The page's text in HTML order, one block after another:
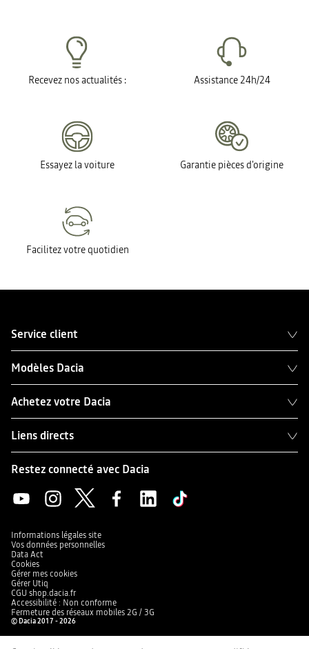
Recevez nos actualités : Assistance 24h/24
Essayez la voiture Garantie pièces d'origine
Facilitez votre quotidien
Service client
Modèles Dacia
Achetez votre Dacia
Liens directs
Restez connecté avec Dacia
Informations légales site
Vos données personnelles
Data Act
Cookies
Gérer mes cookies
Gérer Utiq
CGU shop.dacia.fr
Accessibilité : Non conforme
Fermeture des réseaux mobiles 2G / 3G
© Dacia 2017 - 2026